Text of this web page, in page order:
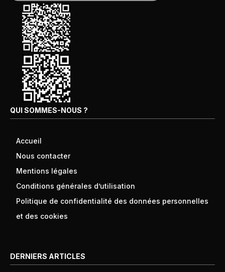
QUI SOMMES-NOUS ?
Accueil
Nous contacter
Mentions légales
Conditions générales d’utilisation
Politique de confidentialité des données personnelles
et des cookies
DERNIERS ARTICLES